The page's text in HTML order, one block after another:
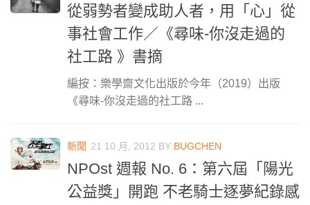
從弱勢者變成助人者，用「心」從
事社會工作／《尋味-你沒走過的
社工路 》書摘
編按：樂學齋文化出版於今年（2019）出版
《尋味-你沒走過的社工路 ...
新聞 21 10 月, 2012 BY BUGCHEN
NPOst 週報 No. 6：第六屆「陽光
公益獎」開跑 不老騎士逐夢紀錄感